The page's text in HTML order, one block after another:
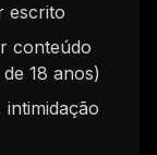
escrito
conteúdo
18 anos)